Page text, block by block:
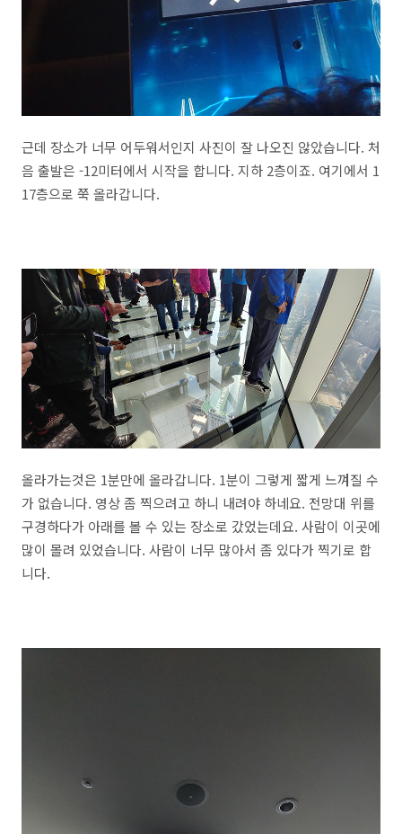
근데 장소가 너무 어두워서인지 사진이 잘 나오진 않았습니다. 처
음 출발은 -12미터에서 시작을 합니다. 지하 2층이죠. 여기에서 1
17층으로 쭉 올라갑니다.
올라가는것은 1분만에 올라갑니다. 1분이 그렇게 짧게 느껴질 수
가 없습니다. 영상 좀 찍으려고 하니 내려야 하네요. 전망대 위를
구경하다가 아래를 볼 수 있는 장소로 갔었는데요. 사람이 이곳에
많이 몰려 있었습니다. 사람이 너무 많아서 좀 있다가 찍기로 합
니다.